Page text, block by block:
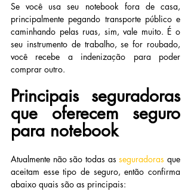
Se você usa seu notebook fora de casa,
principalmente pegando transporte público e
caminhando pelas ruas, sim, vale muito. É o
seu instrumento de trabalho, se for roubado,
você recebe a indenização para poder
comprar outro.
Principais seguradoras
que oferecem seguro
para notebook
Atualmente não são todas as seguradoras que
aceitam esse tipo de seguro, então confirma
abaixo quais são as principais: